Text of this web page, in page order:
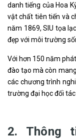
danh tiếng của Hoa
vật chất tiên tiến và
năm 1869, SIU tọa
đẹp với môi trường
Với hơn 150 năm
đào tạo mà còn
các chương trình
trường đại học đối
2. Thông